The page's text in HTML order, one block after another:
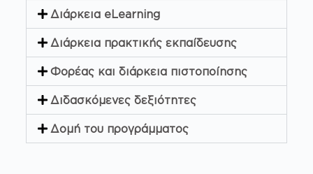
Διάρκεια eLearning
Διάρκεια πρακτικής εκπαίδευσης
Φορέας και διάρκεια πιστοποίησης
Διδασκόμενες δεξιότητες
Δομή του προγράμματος